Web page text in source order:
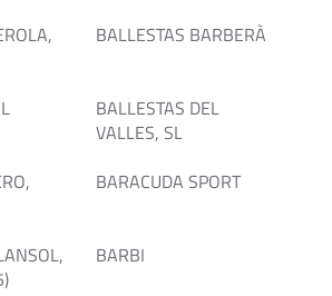
BALLESTAS BARBERÀ
BALLESTAS DEL
VALLES, SL
BARACUDA SPORT
BARBI